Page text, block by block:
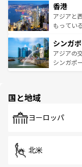
とつ。フ
ひ現地で
が旅行者
参照して
の活気が
帯で自然
いビーチ
激する。
が待って
た文化、
香港
アジアと
もってい
み、どこ
ており、
うな絶景
シンガ
アジアの
シンガポ
で、ホー
国と地域
ヨーロッパ
北米